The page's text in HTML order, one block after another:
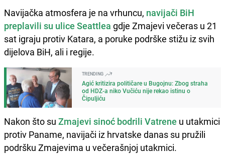
Navijačka atmosfera je na vrhuncu, navijači BiH
preplavili su ulice Seattlea gdje Zmajevi večeras u 21
sat igraju protiv Katara, a poruke podrške stižu iz svih
dijelova BiH, ali i regije.
TRENDING
Agić kritizira političare u Bugojnu: Zbog straha
od HDZ-a niko Vučiću nije rekao istinu o
Čipuljiću
Nakon što su Zmajevi sinoć bodrili Vatrene u utakmici
protiv Paname, navijači iz hrvatske danas su pružili
podršku Zmajevima u večerašnjoj utakmici.